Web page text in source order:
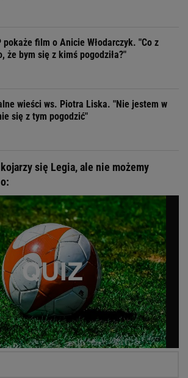
pokaże film o Anicie Włodarczyk. "Co z
że bym się z kimś pogodziła?"
wieści ws. Piotra Liska. "Nie jestem w
się z tym pogodzić"
kojarzy się Legia, ale nie możemy